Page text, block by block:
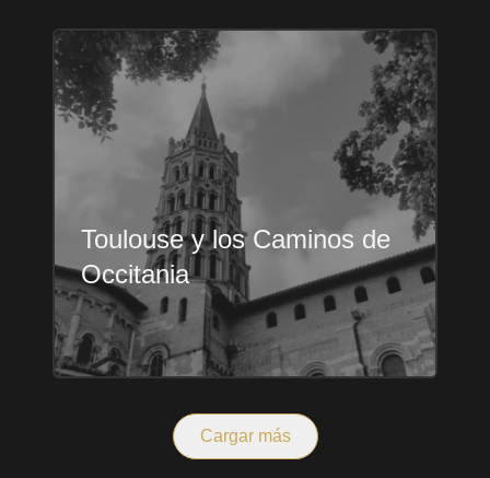
Toulouse y los Caminos de
Occitania
Cargar más